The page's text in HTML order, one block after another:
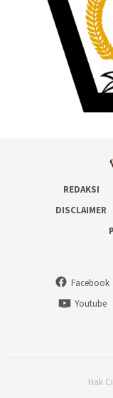
REDAKSI
DISCLAIMER
Facebook
Youtube
Hak